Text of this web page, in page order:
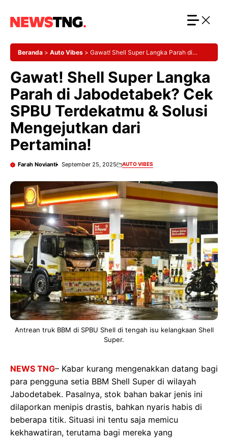
Beranda > Auto Vibes > Gawat! Shell Super Langka Parah di
Pertamina!
Gawat! Shell Super Langka
Parah di Jabodetabek? Cek
SPBU Terdekatmu & Solusi
Mengejutkan dari
Pertamina!
Farah Novianti September 25, 2025 AUTO VIBES
Antrean truk BBM di SPBU Shell di tengah isu kelangkaan Shell
Super.
NEWS TNG– Kabar kurang mengenakkan datang bagi
para pengguna setia BBM Shell Super di wilayah
Jabodetabek. Pasalnya, stok bahan bakar jenis ini
dilaporkan menipis drastis, bahkan nyaris habis di
beberapa titik. Situasi ini tentu saja memicu
kekhawatiran, terutama bagi mereka yang